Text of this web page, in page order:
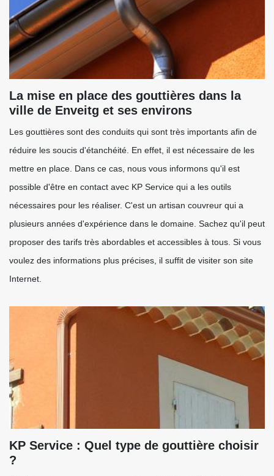
La mise en place des gouttières dans la
ville de Enveitg et ses environs
Les gouttières sont des conduits qui sont très importants afin de
réduire les soucis d'étanchéité. En effet, il est nécessaire de les
mettre en place. Dans ce cas, nous vous informons qu'il est
possible d'être en contact avec KP Service qui a les outils
nécessaires pour les réaliser. C'est un artisan couvreur qui a
plusieurs années d'expérience dans le domaine. Sachez qu'il peut
proposer des tarifs très abordables et accessibles à tous. Si vous
voulez des informations plus précises, il suffit de visiter son site
Internet.
KP Service : Quel type de gouttière choisir
?